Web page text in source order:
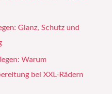
Glanz, Schutz und
Warum
bei XXL-Rädern